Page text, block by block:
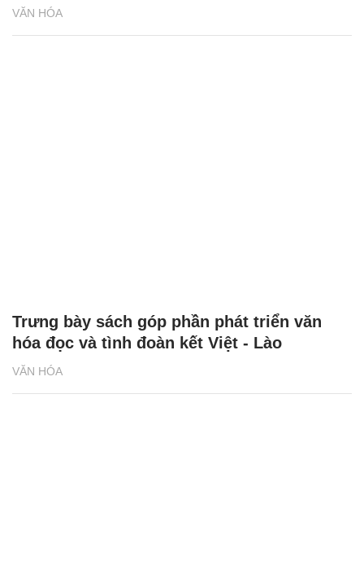
VĂN HÓA
VĂN HÓA
Trưng bày sách góp phần phát triển văn
hóa đọc và tình đoàn kết Việt - Lào